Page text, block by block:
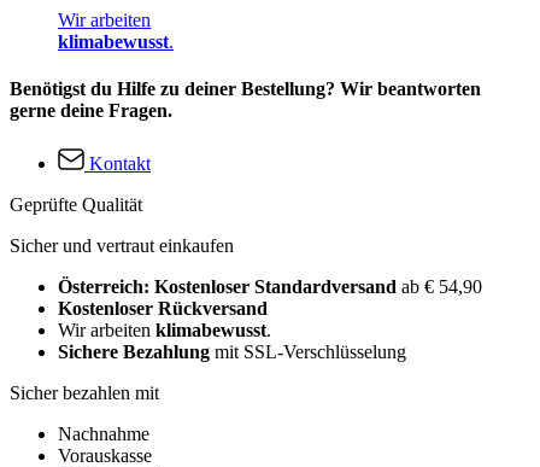
Wir arbeiten
klimabewusst.
Benötigst du Hilfe zu deiner Bestellung? Wir beantworten
gerne deine Fragen.
Kontakt
Geprüfte Qualität
Sicher und vertraut einkaufen
Österreich: Kostenloser Standardversand ab € 54,90
Kostenloser Rückversand
Wir arbeiten klimabewusst.
Sichere Bezahlung mit SSL-Verschlüsselung
Sicher bezahlen mit
Nachnahme
Vorauskasse